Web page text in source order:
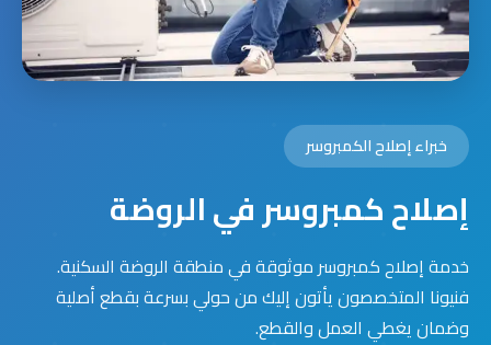
خبراء إصلاح الكمبروسر
إصلاح كمبروسر في الروضة
خدمة إصلاح كمبروسر موثوقة في منطقة الروضة السكنية.
فنيونا المتخصصون يأتون إليك من حولي بسرعة بقطع أصلية
وضمان يغطي العمل والقطع.